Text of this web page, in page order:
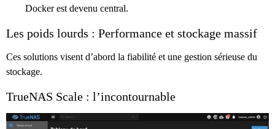
Docker est devenu central.
Les poids lourds : Performance et stockage massif
Ces solutions visent d’abord la fiabilité et une gestion sérieuse du
stockage.
TrueNAS Scale : l’incontournable